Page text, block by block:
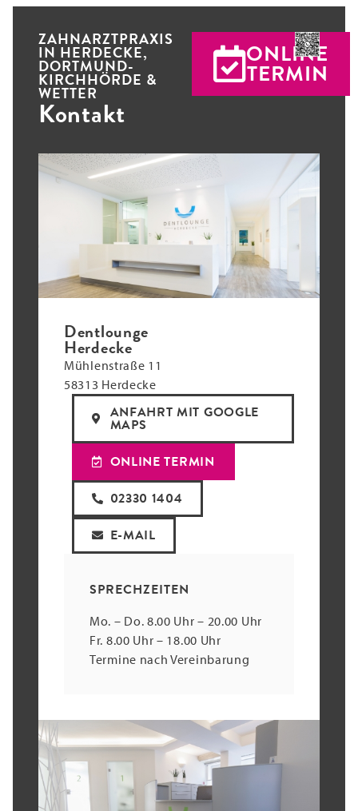
ZAHNARZTPRAXIS
IN HERDECKE,
DORTMUND-
KIRCHHÖRDE &
WETTER
Kontakt
ONLINE
TERMIN
Dentlounge
Herdecke
Mühlenstraße 11
58313 Herdecke
ANFAHRT MIT GOOGLE
MAPS
ONLINE TERMIN
02330 1404
E-MAIL
SPRECHZEITEN
Mo. – Do. 8.00 Uhr – 20.00 Uhr
Fr. 8.00 Uhr – 18.00 Uhr
Termine nach Vereinbarung